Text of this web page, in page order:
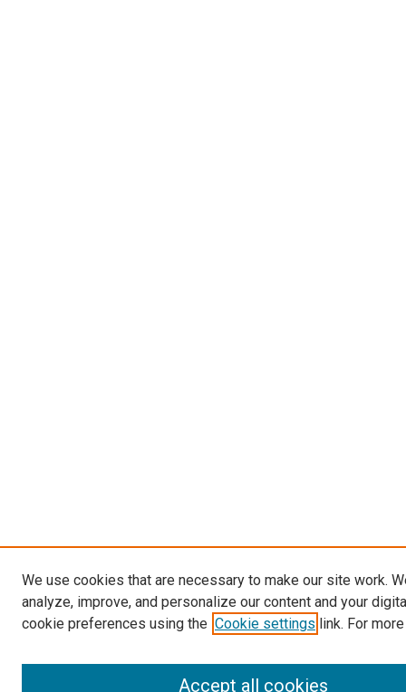
We use cookies that are necessary to make our site work.
analyze, improve, and personalize our content and your
cookie preferences using the Cookie settings link. For
Accept all cookies